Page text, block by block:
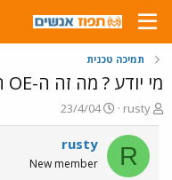
תמיכה טכנית
מי יודע ? מה זה ה-OE הזה
פ
ו
ת
ח
ה
rusty
פ
ו
ר
ס
ם
23/4/04
R
rusty
New member